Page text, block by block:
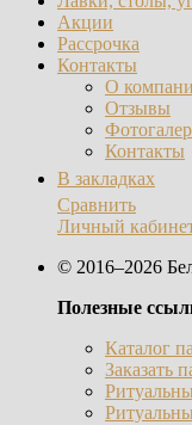
Акции
Рассрочка
Контакты
О
Отзывы
Контакты
В закладках
Сравнить
Личный
© 2016–2026
Полезные
Каталог
Заказать